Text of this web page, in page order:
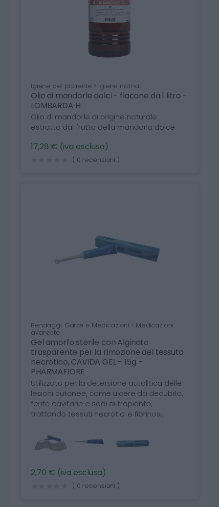
Igiene del paziente > Igiene intima
Olio di mandorle dolci - flacone da 1 litro -
LOMBARDA H
Olio di mandorle di origine naturale
estratto dal frutto della mandorla dolce.
17,28 € (iva esclusa)
( 0 recensioni )
Bendaggi, Garze e Medicazioni > Medicazioni
avanzate
Gel amorfo sterile con Alginato
trasparente per la rimozione del tessuto
necrotico, CAVIDA GEL - 15g -
PHARMAFIORE
Utilizzato per la detersione autolitica delle
lesioni cutanee, come ulcere da decubito,
ferite cavitarie e sedi di trapianto,
trattando tessuti necrotici e fibrinosi.
2,70 € (iva esclusa)
( 0 recensioni )